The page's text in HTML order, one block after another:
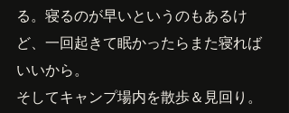
る。寝るのが早いというのもあるけ
ど、一回起きて眠かったらまた寝れば
いいから。
そしてキャンプ場内を散歩＆見回り。